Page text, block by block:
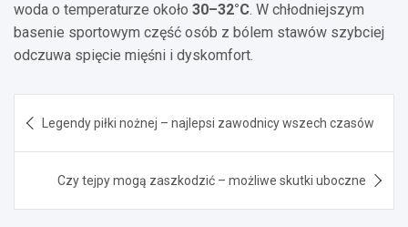
woda o temperaturze około 30–32°C. W chłodniejszym
basenie sportowym część osób z bólem stawów szybciej
odczuwa spięcie mięśni i dyskomfort.
wpisu
Legendy piłki nożnej – najlepsi zawodnicy wszech czasów
Czy tejpy mogą zaszkodzić – możliwe skutki uboczne